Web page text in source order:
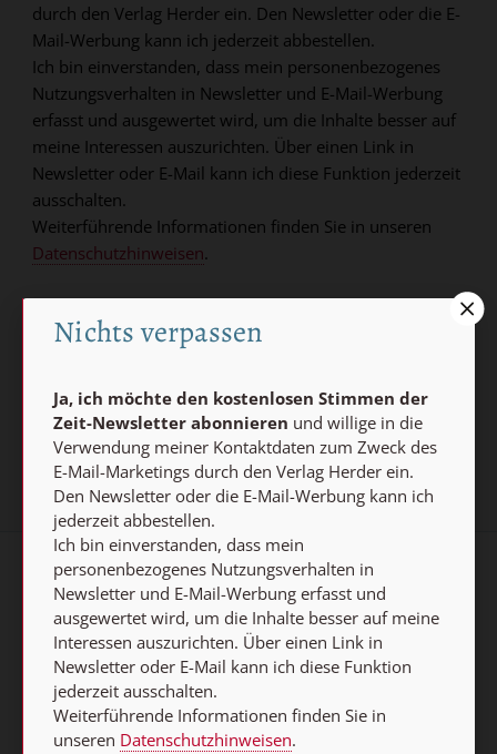
durch den Verlag Herder ein. Den Newsletter oder die E-
Mail-Werbung kann ich jederzeit abbestellen.
Ich bin einverstanden, dass mein personenbezogenes
Nutzungsverhalten in Newsletter und E-Mail-Werbung
erfasst und ausgewertet wird, um die Inhalte besser auf
meine Interessen auszurichten. Über einen Link in
Newsletter oder E-Mail kann ich diese Funktion jederzeit
ausschalten.
Weiterführende Informationen finden Sie in unseren
Datenschutzhinweisen.
E-MAIL
Jetzt anmelden
AGB und Widerrufsbelehrung Datenschutz
Barrierefreiheit Impressum
Vertrag widerrufen
Abo online kündigen
Nichts verpassen
Ja, ich möchte den kostenlosen Stimmen der
Zeit-Newsletter abonnieren und willige in die
Verwendung meiner Kontaktdaten zum Zweck des
E-Mail-Marketings durch den Verlag Herder ein.
Den Newsletter oder die E-Mail-Werbung kann ich
jederzeit abbestellen.
Ich bin einverstanden, dass mein
personenbezogenes Nutzungsverhalten in
Newsletter und E-Mail-Werbung erfasst und
ausgewertet wird, um die Inhalte besser auf meine
Interessen auszurichten. Über einen Link in
Newsletter oder E-Mail kann ich diese Funktion
jederzeit ausschalten.
Weiterführende Informationen finden Sie in
unseren Datenschutzhinweisen.